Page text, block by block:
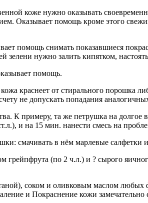
коже нужно оказывать
помощь кроме этого
помощь снимать показавшиеся
нужно залить кипятком,
помощь.
краснеет от стирального порошка
не допускать попадания
К примеру, та же петрушка на долгое
и на 15 мин. нанести смесь на
смачивать в нём марлевые салфетки
(по 2 ч.л.) и ? сырого
соком и оливковым маслом любых
и Покраснение кожи